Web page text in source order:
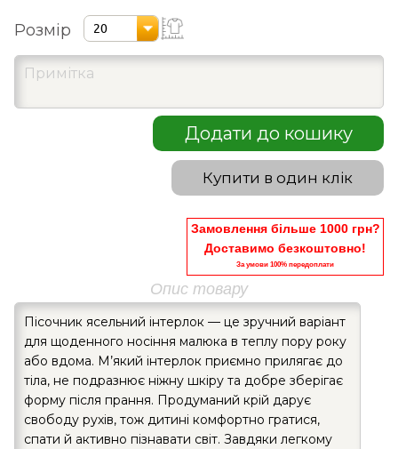
Розмір 20
Додати до кошику
Купити в один клік
Замовлення більше 1000 грн?
Доставимо безкоштовно!
За умови 100% передоплати
Опис товару
Пісочник ясельний інтерлок — це зручний варіант
для щоденного носіння малюка в теплу пору року
або вдома. М’який інтерлок приємно прилягає до
тіла, не подразнює ніжну шкіру та добре зберігає
форму після прання. Продуманий крій дарує
свободу рухів, тож дитині комфортно гратися,
спати й активно пізнавати світ. Завдяки легкому